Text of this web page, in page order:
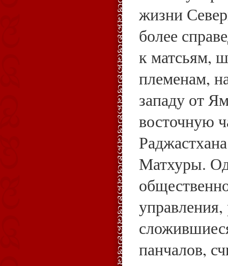
жизни
более
к матсьям,
племенам,
западу от
восточную
Матхуры.
управления,
панчалов,